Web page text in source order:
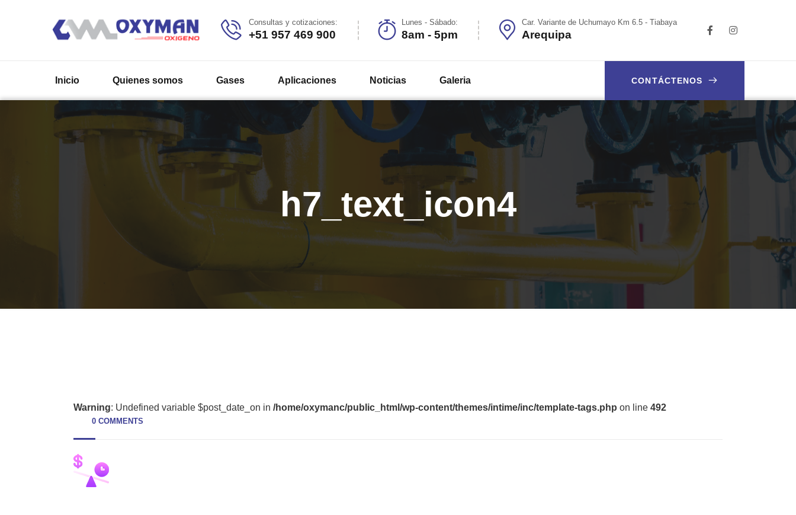
Consultas y cotizaciones:
+51 957 469 900
Lunes - Sábado:
8am - 5pm
Car. Variante de Uchumayo Km 6.5 - Tiabaya
Arequipa
Inicio Quienes somos Gases Aplicaciones Noticias Galeria CONTÁCTENOS
h7_text_icon4
Warning: Undefined variable $post_date_on in /home/oxymanc/public_html/wp-content/themes/intime/inc/template-tags.php on line 492
0 COMMENTS